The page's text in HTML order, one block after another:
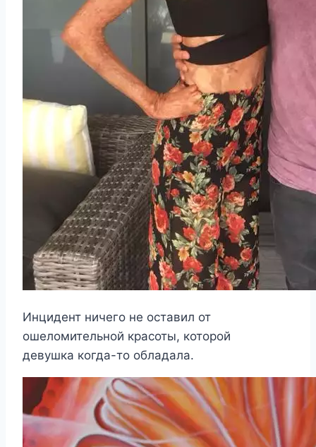
Инцидент ничего не оставил от
ошеломительной красоты, которой
девушка когда-то обладала.